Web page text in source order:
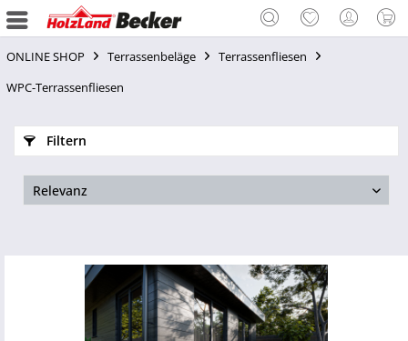
ONLINE SHOP Terrassenbeläge
Terrassenfliesen
WPC-Terrassenfliesen
Filtern